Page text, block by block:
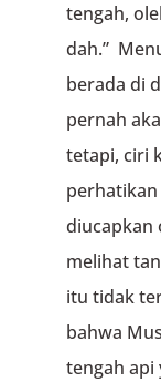
tengah,
dah.”
berada di
pernah
tetapi, ciri
perhatikan
diucapkan
melihat
itu tidak
bahwa
tengah api